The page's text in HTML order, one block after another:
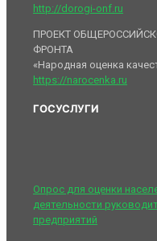
http://dorogi-onf.ru
ПРОЕКТ
ФРОНТА
«Народная оценка
https://narocenka.ru
ГОСУСЛУГИ
Опрос для оценки
деятельности
предприятий